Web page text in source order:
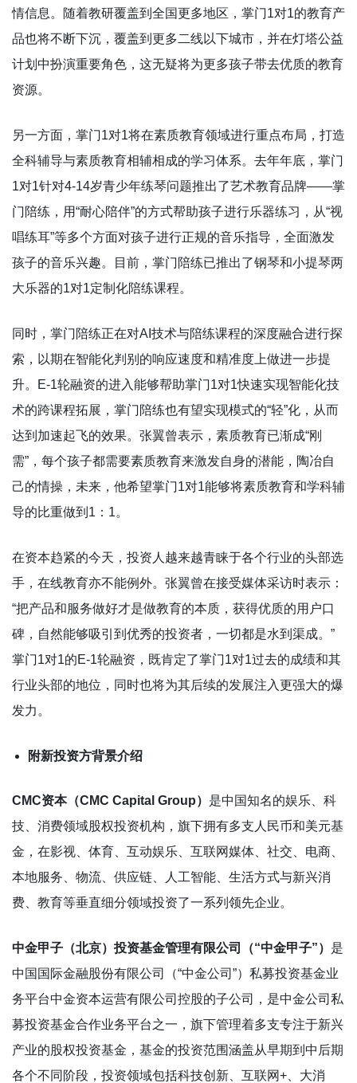
情信息。随着教研覆盖到全国更多地区，掌门1对1的教育产
品也将不断下沉，覆盖到更多二线以下城市，并在灯塔公益
计划中扮演重要角色，这无疑将为更多孩子带去优质的教育
资源。
另一方面，掌门1对1将在素质教育领域进行重点布局，打造
全科辅导与素质教育相辅相成的学习体系。去年年底，掌门
1对1针对4-14岁青少年练琴问题推出了艺术教育品牌——掌
门陪练，用“耐心陪伴”的方式帮助孩子进行乐器练习，从“视
唱练耳”等多个方面对孩子进行正规的音乐指导，全面激发
孩子的音乐兴趣。目前，掌门陪练已推出了钢琴和小提琴两
大乐器的1对1定制化陪练课程。
同时，掌门陪练正在对AI技术与陪练课程的深度融合进行探
索，以期在智能化判别的响应速度和精准度上做进一步提
升。E-1轮融资的进入能够帮助掌门1对1快速实现智能化技
术的跨课程拓展，掌门陪练也有望实现模式的“轻”化，从而
达到加速起飞的效果。张翼曾表示，素质教育已渐成“刚
需”，每个孩子都需要素质教育来激发自身的潜能，陶冶自
己的情操，未来，他希望掌门1对1能够将素质教育和学科辅
导的比重做到1：1。
在资本趋紧的今天，投资人越来越青睐于各个行业的头部选
手，在线教育亦不能例外。张翼曾在接受媒体采访时表示：
“把产品和服务做好才是做教育的本质，获得优质的用户口
碑，自然能够吸引到优秀的投资者，一切都是水到渠成。”
掌门1对1的E-1轮融资，既肯定了掌门1对1过去的成绩和其
行业头部的地位，同时也将为其后续的发展注入更强大的爆
发力。
附新投资方背景介绍
CMC资本（CMC Capital Group） 是中国知名的娱乐、科
技、消费领域股权投资机构，旗下拥有多支人民币和美元基
金，在影视、体育、互动娱乐、互联网媒体、社交、电商、
本地服务、物流、供应链、人工智能、生活方式与新兴消
费、教育等垂直细分领域投资了一系列领先企业。
中金甲子（北京）投资基金管理有限公司（“中金甲子”） 是
中国国际金融股份有限公司（“中金公司”）私募投资基金业
务平台中金资本运营有限公司控股的子公司，是中金公司私
募投资基金合作业务平台之一，旗下管理着多支专注于新兴
产业的股权投资基金，基金的投资范围涵盖从早期到中后期
各个不同阶段，投资领域包括科技创新、互联网+、大消